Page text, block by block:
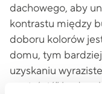
dachowego, aby
kontrastu między
doboru kolorów
domu, tym
uzyskaniu
„rozjaśnić”